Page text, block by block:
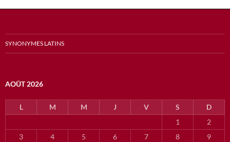
SYNONYMES LATINS
AOÛT 2026
L M M J V S
D
1
2
3
4 5 6 7 8 9